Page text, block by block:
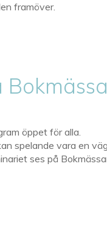
framöver.
öppet för alla.
spelande vara en
ses på